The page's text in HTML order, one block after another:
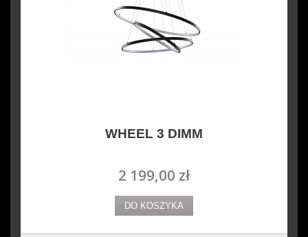
WHEEL 3 DIMM
2 199,00 zł
DO KOSZYKA